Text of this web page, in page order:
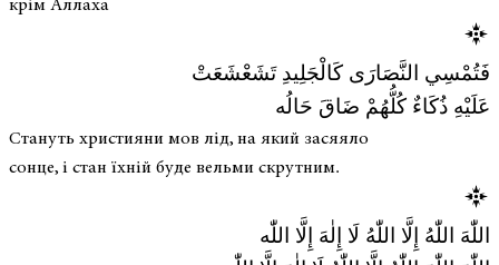
крім Аллаха
فَتُمْسِي النَّصَارَى كَالْجَلِيدِ تَشَعْشَعَتْ
عَلَيْهِ ذُكَاءٌ كُلُّهُمْ ضَاقَ حَالُه
Стануть християни мов лід, на який засяяло
сонце, і стан їхній буде вельми скрутним.
اللّٰهَ اللّٰهُ إِلَّا اللّٰهُ لَا إِلٰهَ إِلَّا اللّٰه